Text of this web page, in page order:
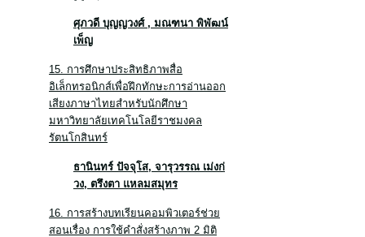
ศุภวดี บุญญวงศ์ , มณฑนา พิพัฒน์
เพ็ญ
15. การศึกษาประสิทธิภาพสื่อ
อิเล็กทรอนิกส์เพื่อฝึกทักษะการอ่านออก
เสียงภาษาไทยสำหรับนักศึกษา
มหาวิทยาลัยเทคโนโลยีราชมงคล
รัตนโกสินทร์
ธานินทร์ ปัจจุโส, จารุวรรณ เม่งก่
วง, ตรึงตา แหลมสมุทร
16. การสร้างบทเรียนคอมพิวเตอร์ช่วย
สอนเรื่อง การใช้คำสั่งสร้างภาพ 2 มิติ